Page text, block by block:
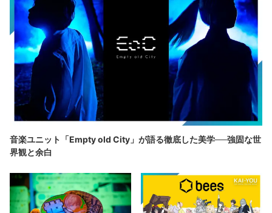
音楽ユニット「Empty old City」が語る徹底した美学──強固な世
界観と余白